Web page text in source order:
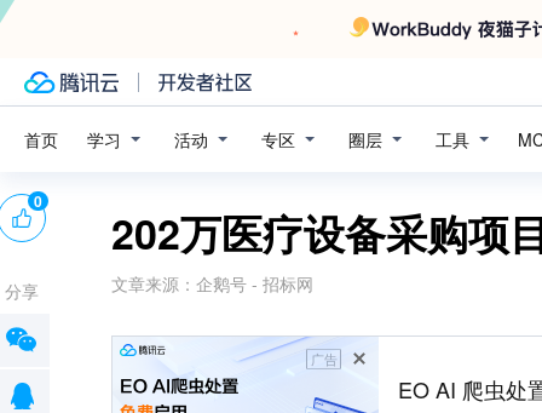
首页 学习 活动 专区 圈层 工具
202万医疗设备采购项
文章来源： 企鹅号 - 招标网
广告
EO AI 爬虫处
0
分享